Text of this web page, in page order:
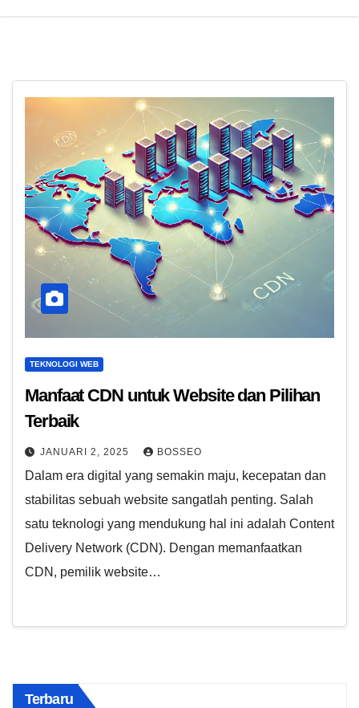
TEKNOLOGI WEB
Manfaat CDN untuk Website dan Pilihan
Terbaik
JANUARI 2, 2025 BOSSEO
Dalam era digital yang semakin maju, kecepatan dan
stabilitas sebuah website sangatlah penting. Salah
satu teknologi yang mendukung hal ini adalah Content
Delivery Network (CDN). Dengan memanfaatkan
CDN, pemilik website…
Terbaru